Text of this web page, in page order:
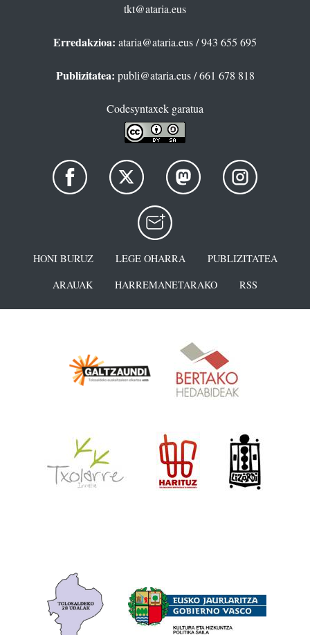
tkt@ataria.eus
Erredakzioa: ataria@ataria.eus/ 943 655 695
Publizitatea: publi@ataria.eus/ 661 678 818
Codesyntaxek garatua
HONI BURUZ LEGE OHARRA
PUBLIZITATEA
ARAUAK
HARREMANETARAKO RSS